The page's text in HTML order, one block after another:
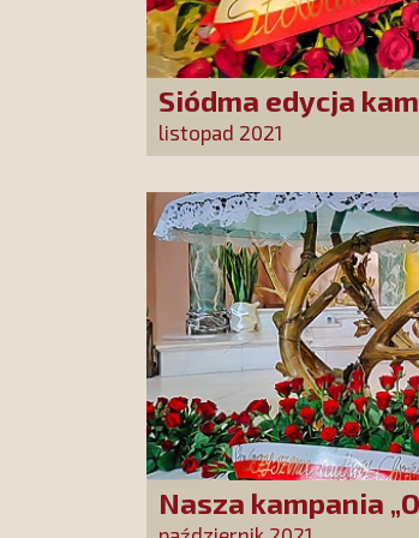
Siódma edycja
12 000 róż!”
listopad 2021
Nasza kampania